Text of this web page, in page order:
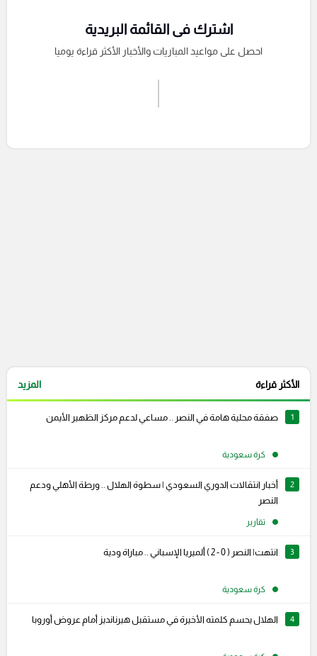
اشترك فى القائمة البريدية
احصل على مواعيد المباريات والأخبار الأكثر قراءة يوميا
الأكثر قراءة المزيد
1 صفقة محلية هامة في النصر .. مساعي لدعم مركز الظهير الأيمن
كرة سعودية
2
أخبار انتقالات الدوري السعودي | سطوة الهلال .. ورطة الأهلي ودعم
النصر
تقارير
3 انتهت| النصر ( 0 - 2 ) ألميريا الإسباني .. مباراة ودية
كرة سعودية
4 الهلال يحسم كلمته الأخيرة في مستقبل هيرنانديز أمام عروض أوروبا